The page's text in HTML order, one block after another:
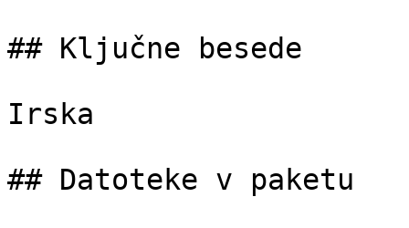
## Ključne besede
Irska
## Datoteke v paketu